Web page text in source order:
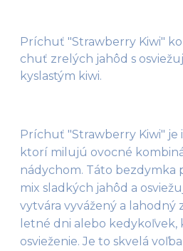
Príchuť "Strawberry Kiwi"
chuť zrelých jahôd s
kyslastým kiwi.
Príchuť "Strawberry Kiwi" je
ktorí milujú ovocné
nádychom. Táto bezdymka
mix sladkých jahôd a
vytvára vyvážený a lahodný
letné dni alebo
osvieženie. Je to skvelá